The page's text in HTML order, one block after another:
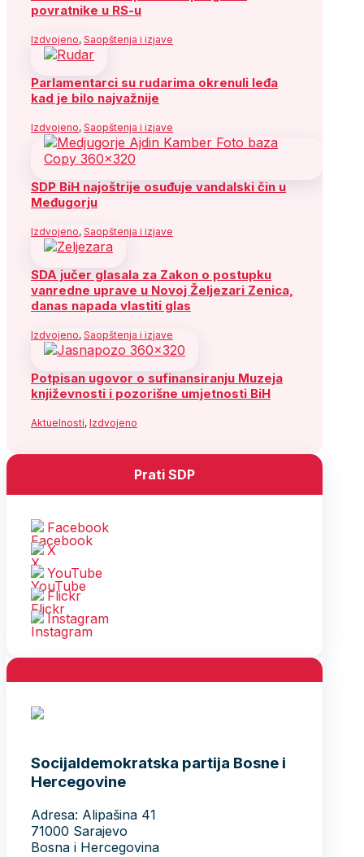
povratnike u RS-u
Izdvojeno, Saopštenja i izjave
Parlamentarci su rudarima okrenuli leđa
kad je bilo najvažnije
Izdvojeno, Saopštenja i izjave
SDP BiH najoštrije osuđuje vandalski čin u
Međugorju
Izdvojeno, Saopštenja i izjave
SDA jučer glasala za Zakon o postupku
vanredne uprave u Novoj Željezari Zenica,
danas napada vlastiti glas
Izdvojeno, Saopštenja i izjave
Potpisan ugovor o sufinansiranju Muzeja
književnosti i pozorišne umjetnosti BiH
Aktuelnosti, Izdvojeno
Prati SDP
Facebook
X
YouTube
Flickr
Instagram
Socijaldemokratska partija Bosne i
Hercegovine
Adresa: Alipašina 41
71000 Sarajevo
Bosna i Hercegovina